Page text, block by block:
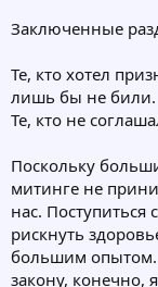
Заключенные
Те, кто хотел
лишь бы не били.
Те, кто не
Поскольку
митинге не
нас. Поступиться
рискнуть
большим опытом.
закону, конечно,